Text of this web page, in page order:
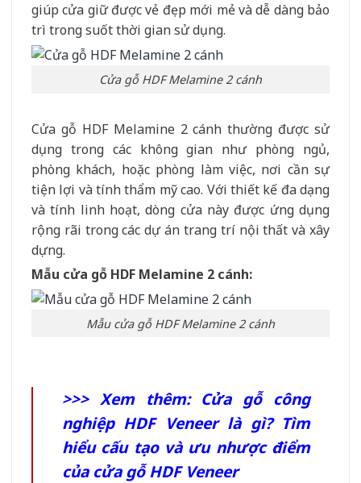
giúp cửa giữ được vẻ đẹp mới mẻ và dễ dàng bảo
trì trong suốt thời gian sử dụng.
Cửa gỗ HDF Melamine 2 cánh
Cửa gỗ HDF Melamine 2 cánh thường được sử
dụng trong các không gian như phòng ngủ,
phòng khách, hoặc phòng làm việc, nơi cần sự
tiện lợi và tính thẩm mỹ cao. Với thiết kế đa dạng
và tính linh hoạt, dòng cửa này được ứng dụng
rộng rãi trong các dự án trang trí nội thất và xây
dựng.
Mẫu cửa gỗ HDF Melamine 2 cánh:
Mẫu cửa gỗ HDF Melamine 2 cánh
>>> Xem thêm: Cửa gỗ công
nghiệp HDF Veneer là gì? Tìm
hiểu cấu tạo và ưu nhược điểm
của cửa gỗ HDF Veneer